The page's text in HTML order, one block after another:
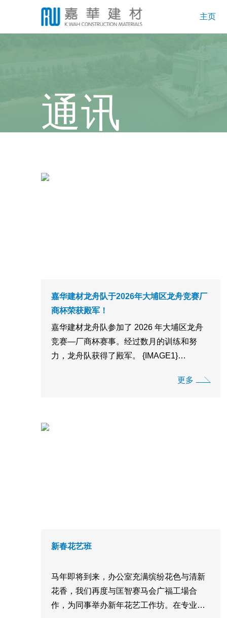
主页
通讯
嘉华建材龙舟队于2026年大埔区龙舟竞赛厂
商杯荣获殿军！
嘉华建材龙舟队参加了 2026 年大埔区龙舟
竞赛—厂商杯赛事。经过数月的训练和努
力，龙舟队获得了殿军。 {IMAGE1}
更多
新春花艺班
马年即将到来，办公室充满缤纷花色与清新
花香，我们再度与匡智赛马会广福工場合
作，为同事举办新年花艺工作坊。在专业花